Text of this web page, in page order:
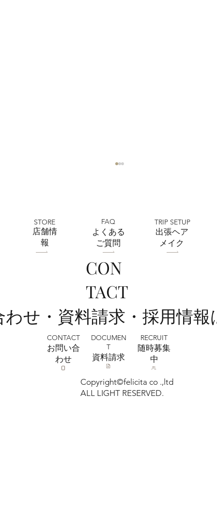
全店舗 ★ゴールデンウィークの営業に
Copyright©felicita co .,ltd
ALL LIGHT RESERVED.
CON
TACT
せ・資料請求・採用情
CONTACT
お問い合
わせ
DOCUMEN
T
​資料請求
RECRUIT
​随時募集
中
STORE
​店舗情
報
FAQ
よくある
ご質問
TRIP SETUP
出張ヘア
メイク